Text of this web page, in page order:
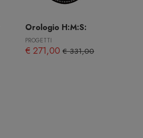
Orologio H:M:S:
PROGETTI
€ 271,00 € 331,00